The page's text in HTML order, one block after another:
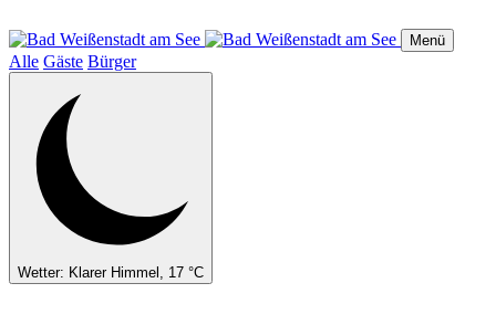
zum
Inhalt
Menü
Alle Gäste Bürger
Wetter: Klarer Himmel, 17 °C